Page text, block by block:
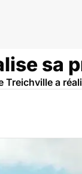
sa
Treichville a